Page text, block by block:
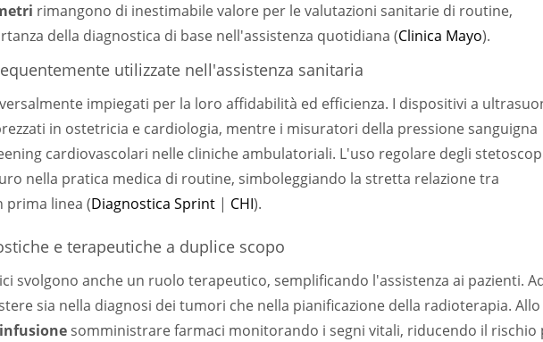
rimangono di inestimabile valore per le valutazioni sanitarie di routine,
della diagnostica di base nell'assistenza quotidiana (Clinica Mayo).
utilizzate nell'assistenza sanitaria
impiegati per la loro affidabilità ed efficienza. I dispositivi a
in ostetricia e cardiologia, mentre i misuratori della pressione sanguigna
cardiovascolari nelle cliniche ambulatoriali. L'uso regolare degli
nella pratica medica di routine, simboleggiando la stretta relazione tra
prima linea (Diagnostica Sprint | CHI).
e terapeutiche a duplice scopo
svolgono anche un ruolo terapeutico, semplificando l'assistenza ai pazienti.
sia nella diagnosi dei tumori che nella pianificazione della radioterapia. Allo
somministrare farmaci monitorando i segni vitali, riducendo il rischio